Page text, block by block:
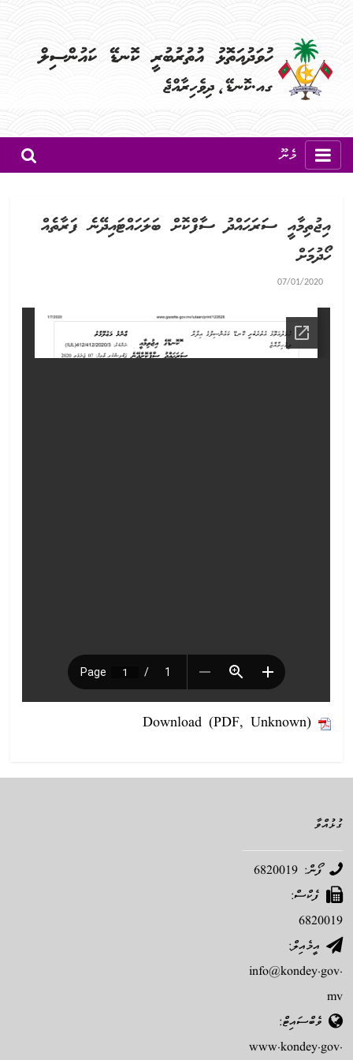
މެނޫ
އިޖުތިމާއީ ސަރަޙައްދު ސާފްކޮށް ބަލަހައްޓައިދޭނެ ފަރާތެއް
ހޯދުމަށް
07/01/2020
Download (PDF, Unknown)
ގުޅުއްވާ
ފޯން: 6820019
ފެކްސް:
6820019
އީމެއިލް:
info@kondey.gov.
mv
ވެބްސައިޓް:
www.kondey.gov.